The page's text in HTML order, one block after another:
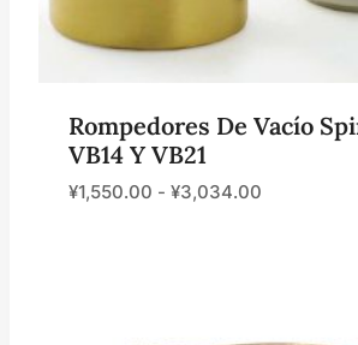
Rompedores De Vacío
VB14 Y VB21
¥1,550.00 - ¥3,034.00